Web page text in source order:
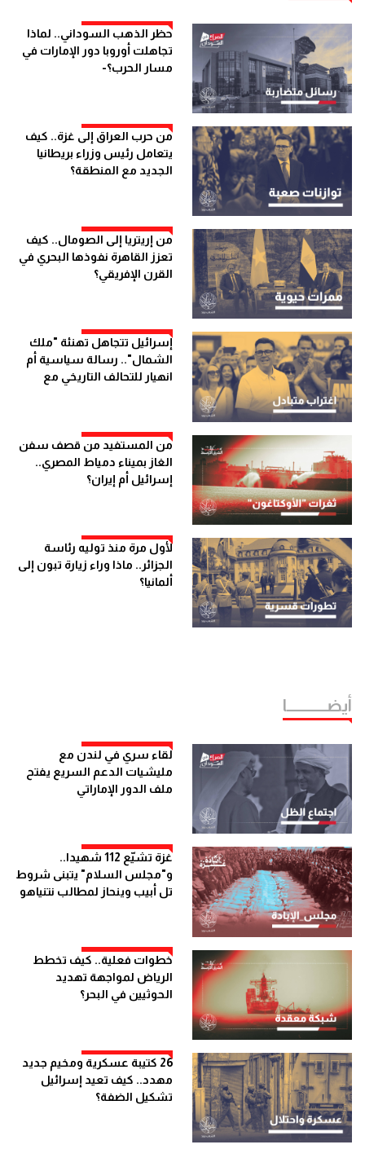
حظر الذهب السوداني.. لماذا
تجاهلت أوروبا دور الإمارات في
مسار الحرب؟-
من حرب العراق إلى غزة.. كيف
يتعامل رئيس وزراء بريطانيا
الجديد مع المنطقة؟
من إريتريا إلى الصومال.. كيف
تعزز القاهرة نفوذها البحري في
القرن الإفريقي؟
إسرائيل تتجاهل تهنئة "ملك
الشمال".. رسالة سياسية أم
انهيار للتحالف التاريخي مع
من المستفيد من قصف سفن
الغاز بميناء دمياط المصري..
إسرائيل أم إيران؟
لأول مرة منذ توليه رئاسة
الجزائر.. ماذا وراء زيارة تبون إلى
ألمانيا؟
أيضــــــــــــا
لقاء سري في لندن مع
مليشيات الدعم السريع يفتح
ملف الدور الإماراتي
غزة تشيّع 112 شهيدا..
و"مجلس السلام" يتبنى شروط
تل أبيب وينحاز لمطالب نتنياهو
خطوات فعلية.. كيف تخطط
الرياض لمواجهة تهديد
الحوثيين في البحر؟
26 كتيبة عسكرية ومخيم جديد
مهدد.. كيف تعيد إسرائيل
تشكيل الضفة؟